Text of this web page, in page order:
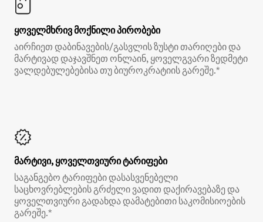
ყოველმხრივ მოქნილი პირობები
აირჩიეთ დაბინავების/გასვლის ზუსტი თარიღები და
მარტივად დაჯავშნეთ ონლაინ, ყოველგვარი ზედმეტი
ვალდებულებებისა თუ ბიუროკრატიის გარეშე.*
მარტივი, ყოველთვიური ტარიფები
საგანგებო ტარიფები დასასვენებელი
საცხოვრებლების გრძელი ვადით დაქირავებაზე და
ყოველთვიური გადახდა დამატებითი საკომისიოების
გარეშე.*